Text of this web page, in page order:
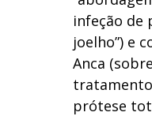
infeção de
joelho”) e
Anca
prótese